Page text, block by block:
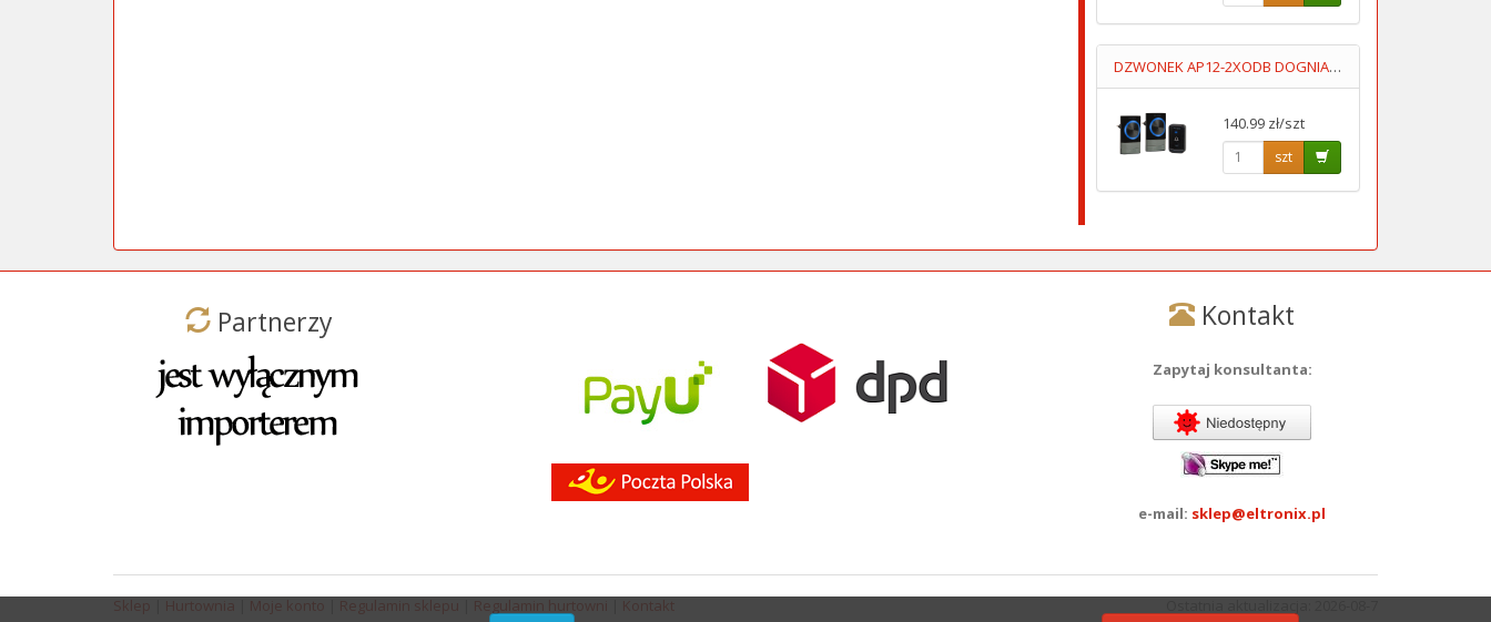
DZWONEK AP12-2XODB DOGNIAZDKOWY BEZPRZEWODOWY 2 ODBIORNIKI
140.99 zł/szt
szt
Partnerzy Kontakt
Zapytaj konsultanta:
e-mail: sklep@eltronix.pl
Sklep Hurtownia Moje konto Regulamin sklepu Regulamin hurtowni Kontakt